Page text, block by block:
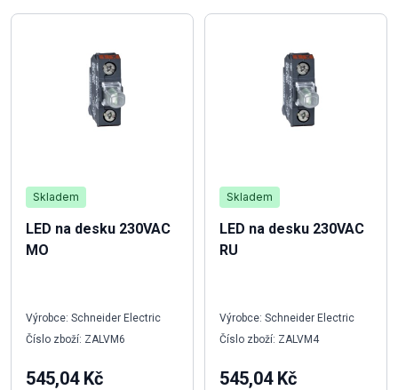
Skladem
LED na desku 230VAC
MO
Výrobce: Schneider Electric
Číslo zboží: ZALVM6
545,04 Kč
Skladem
LED na desku 230VAC
RU
Výrobce: Schneider Electric
Číslo zboží: ZALVM4
545,04 Kč